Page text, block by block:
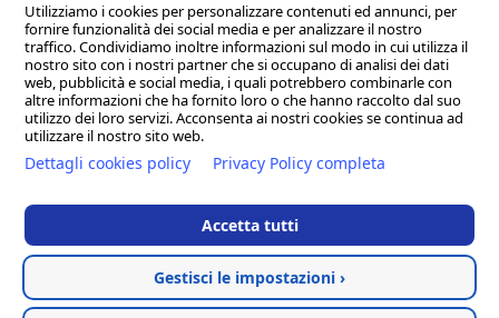
Fax: 0824 817 977
Del Vecchio Agriservizi Srl
- C.da Tre Pietre, snc, 82034
Guardia Sanframondi (BN) P.IVA 01472040623
Rea BN123197 Cap.soc € 45.000,00 i.v. - Pec :
delvecchioagriservizisrl@legalmail.it
Hosted & created by
Utilizziamo i cookies per personalizzare contenuti ed annunci, per
fornire funzionalità dei social media e per analizzare il nostro
traffico. Condividiamo inoltre informazioni sul modo in cui utilizza il
nostro sito con i nostri partner che si occupano di analisi dei dati
web, pubblicità e social media, i quali potrebbero combinarle con
altre informazioni che ha fornito loro o che hanno raccolto dal suo
utilizzo dei loro servizi. Acconsenta ai nostri cookies se continua ad
utilizzare il nostro sito web.
Dettagli cookies policy Privacy Policy completa
Accetta tutti
Gestisci le impostazioni ›